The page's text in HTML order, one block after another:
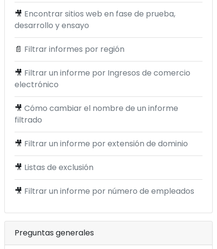
🎥 Encontrar sitios web en fase de prueba,
desarrollo y ensayo
📄 Filtrar informes por región
🎥 Filtrar un informe por Ingresos de comercio
electrónico
🎥 Cómo cambiar el nombre de un informe
filtrado
🎥 Filtrar un informe por extensión de dominio
🎥 Listas de exclusión
🎥 Filtrar un informe por número de empleados
Preguntas generales